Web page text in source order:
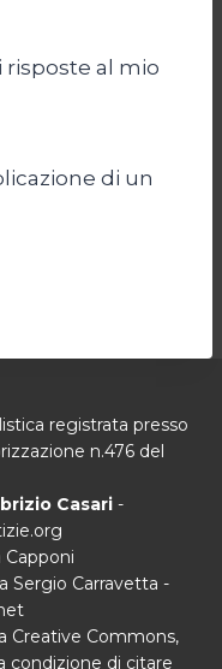
risposte al mio
di un
registrata presso
n.476 del
Casari-
Sergio Carravetta -
Creative Commons,
condizione di citare